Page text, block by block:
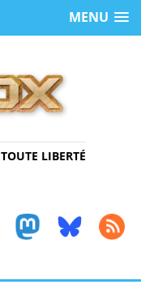
MENU
LIBERTÉ